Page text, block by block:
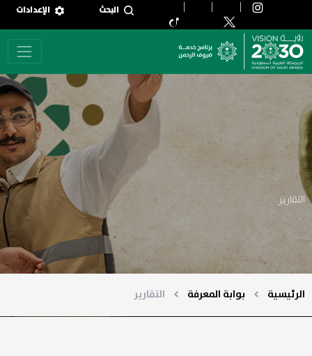
تجاوز إلى المحتوى الرئيسي البحث الإعدادات
التقارير
الرئيسية بوابة المعرفة التقارير